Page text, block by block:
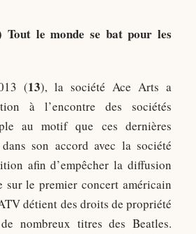
Tout le monde se bat pour les
(13), la société Ace Arts a
à l’encontre des sociétés
au motif que ces dernières
son accord avec la société
afin d’empêcher la diffusion
sur le premier concert américain
détient des droits de propriété
nombreux titres des Beatles.